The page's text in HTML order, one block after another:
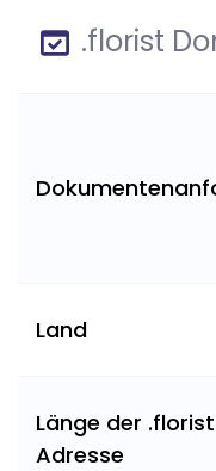
.florist
Land
Länge der
Adresse